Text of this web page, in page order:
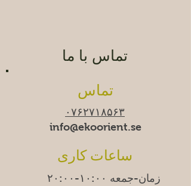
تماس با ما
تماس
۰۷۶۲۷۱۸۵۶۳
info@ekoorient.se​​
ساعات کاری
زمان-جمعه ۱۰:۰۰-۲۰:۰۰